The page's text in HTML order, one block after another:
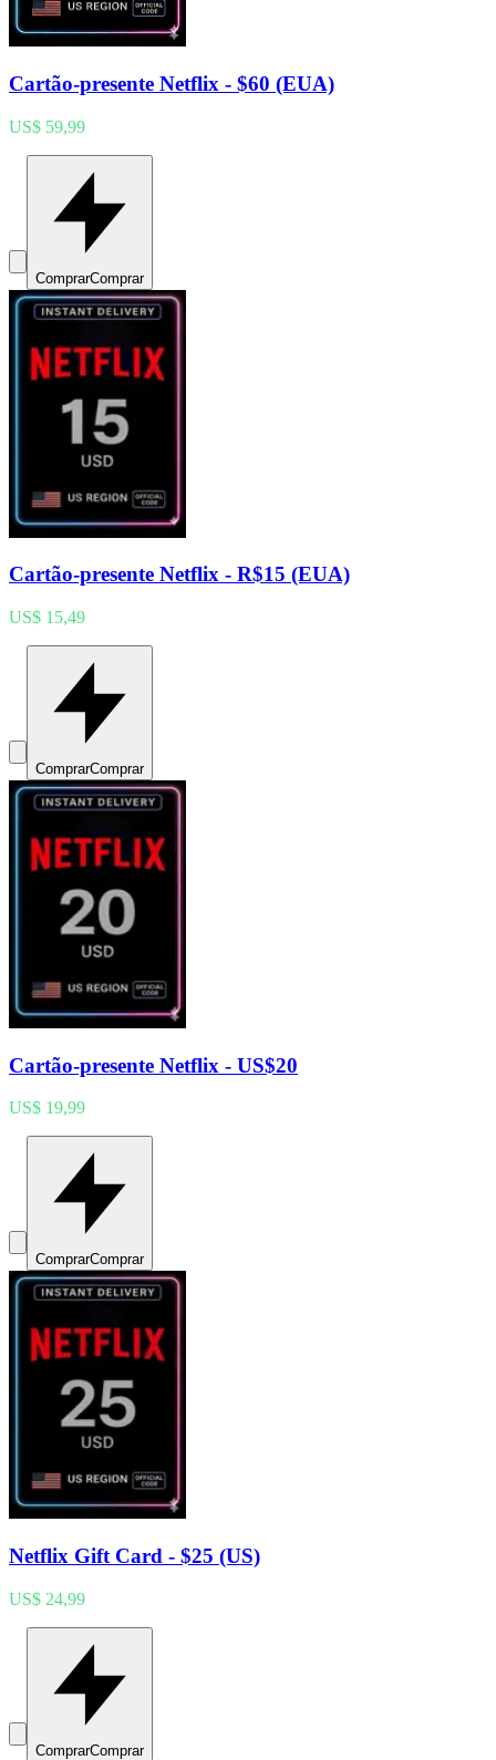
Cartão-presente Netflix - $60 (EUA)
US$ 59,99
ComprarComprar
Cartão-presente Netflix - R$15 (EUA)
US$ 15,49
ComprarComprar
Cartão-presente Netflix - US$20
US$ 19,99
ComprarComprar
Netflix Gift Card - $25 (US)
US$ 24,99
ComprarComprar